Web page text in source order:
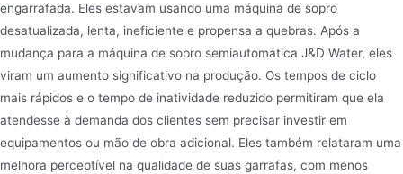
engarrafada. Eles estavam usando uma máquina de sopro
desatualizada, lenta, ineficiente e propensa a quebras. Após a
mudança para a máquina de sopro semiautomática J&D Water, eles
viram um aumento significativo na produção. Os tempos de ciclo
mais rápidos e o tempo de inatividade reduzido permitiram que ela
atendesse à demanda dos clientes sem precisar investir em
equipamentos ou mão de obra adicional. Eles também relataram uma
melhora perceptível na qualidade de suas garrafas, com menos